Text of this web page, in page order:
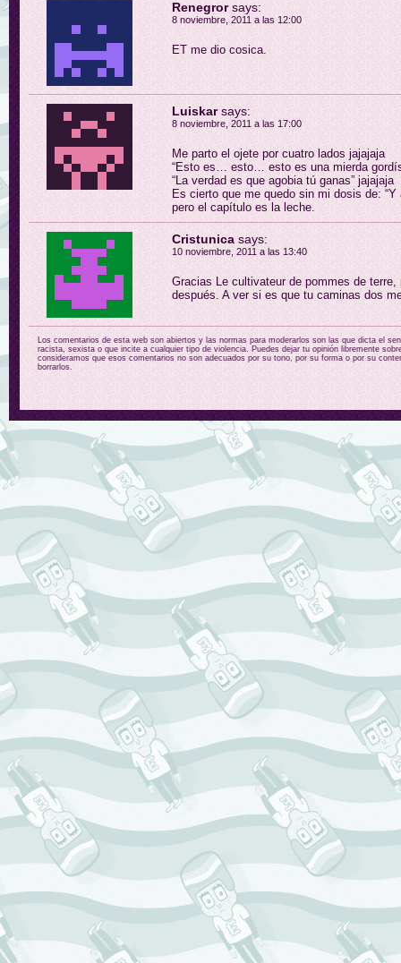
Renegror says:
8 noviembre, 2011 a las 12:00
ET me dio cosica.
Luiskar says:
8 noviembre, 2011 a las 17:00
Me parto el ojete por cuatro lados jajajaja
“Esto es… esto… esto es una mierda
“La verdad es que agobia tú ganas” jajajaja
Es cierto que me quedo sin mi dosis de: “Y
pero el capítulo es la leche.
Cristunica says:
10 noviembre, 2011 a las 13:40
Gracias Le cultivateur de pommes de
después. A ver si es que tu caminas dos
Los comentarios de esta web son abiertos y las normas para moderarlos son las que dicta el
racista, sexista o que incite a cualquier tipo de violencia. Puedes dejar tu opinión libremente
consideramos que esos comentarios no son adecuados por su tono, por su forma o por su
borrarlos.